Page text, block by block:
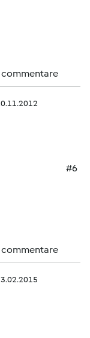
#6